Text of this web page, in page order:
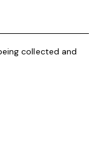
collected and